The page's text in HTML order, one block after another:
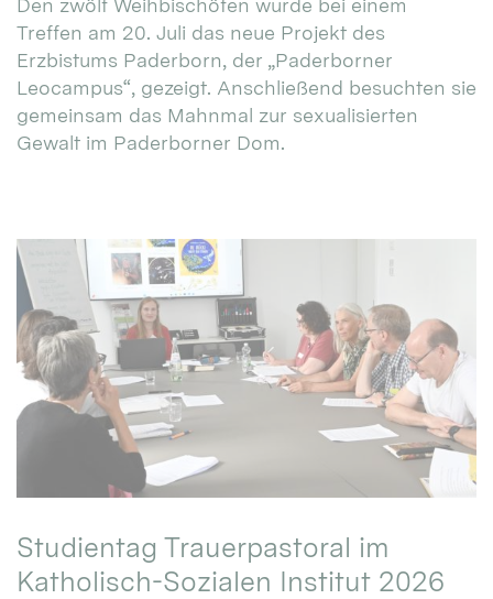
Den zwölf Weihbischöfen wurde bei einem
Treffen am 20. Juli das neue Projekt des
Erzbistums Paderborn, der „Paderborner
Leocampus“, gezeigt. Anschließend besuchten sie
gemeinsam das Mahnmal zur sexualisierten
Gewalt im Paderborner Dom.
Studientag Trauerpastoral im
Katholisch-Sozialen Institut 2026